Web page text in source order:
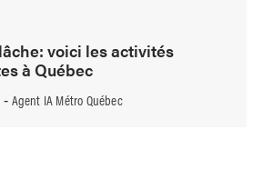
voici les activités
à Québec
- Agent IA Métro Québec